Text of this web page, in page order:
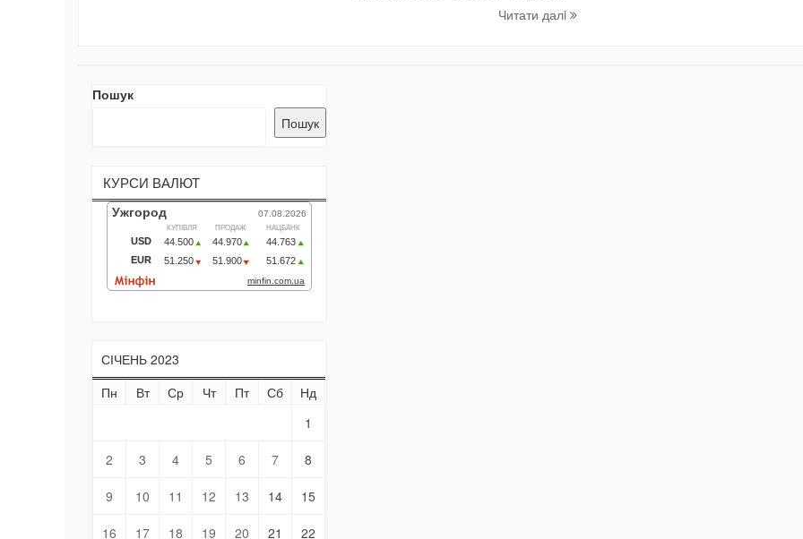
Читати далi
Пошук
Пошук
КУРСИ ВАЛЮТ
СІЧЕНЬ 2023
Пн
Вт Ср Чт Пт Сб
Нд
1
2 3 4 5 6 7 8
9 10 11 12 13 14 15
16 17 18 19 20 21 22